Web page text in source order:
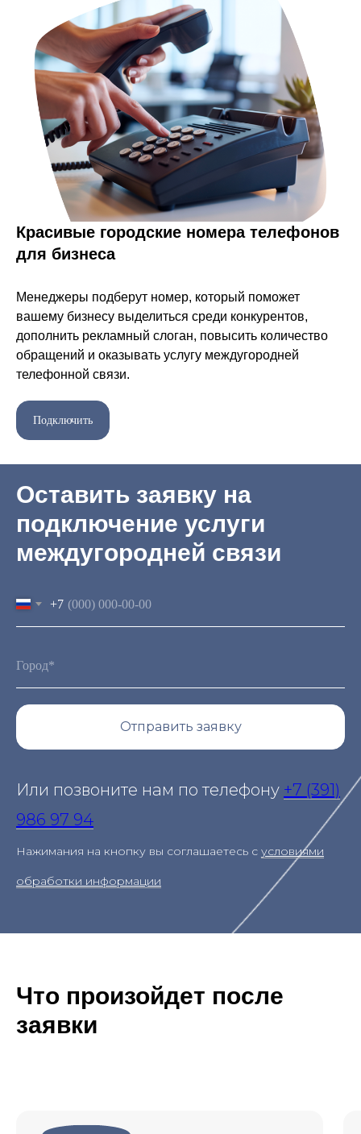
Красивые городские номера телефонов
для бизнеса
Менеджеры подберут номер, который поможет
вашему бизнесу выделиться среди конкурентов,
дополнить рекламный слоган, повысить количество
обращений и оказывать услугу междугородней
телефонной связи.
Подключить
Оставить заявку на
подключение услуги
междугородней связи
+7
Отправить заявку
Или позвоните нам по телефону +7 (391)
986 97 94
Нажимания на кнопку вы соглашаетесь с условиями
обработки информации
Что произойдет после
заявки